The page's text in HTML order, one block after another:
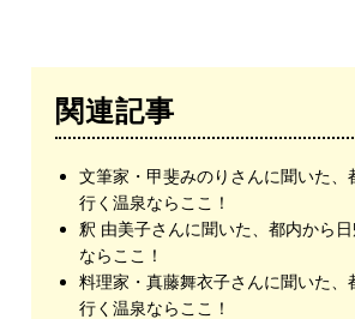
関連記事
文筆家・甲斐みのりさんに聞いた、
行く温泉ならここ！
釈 由美子さんに聞いた、都内から
ならここ！
料理家・真藤舞衣子さんに聞いた、
行く温泉ならここ！